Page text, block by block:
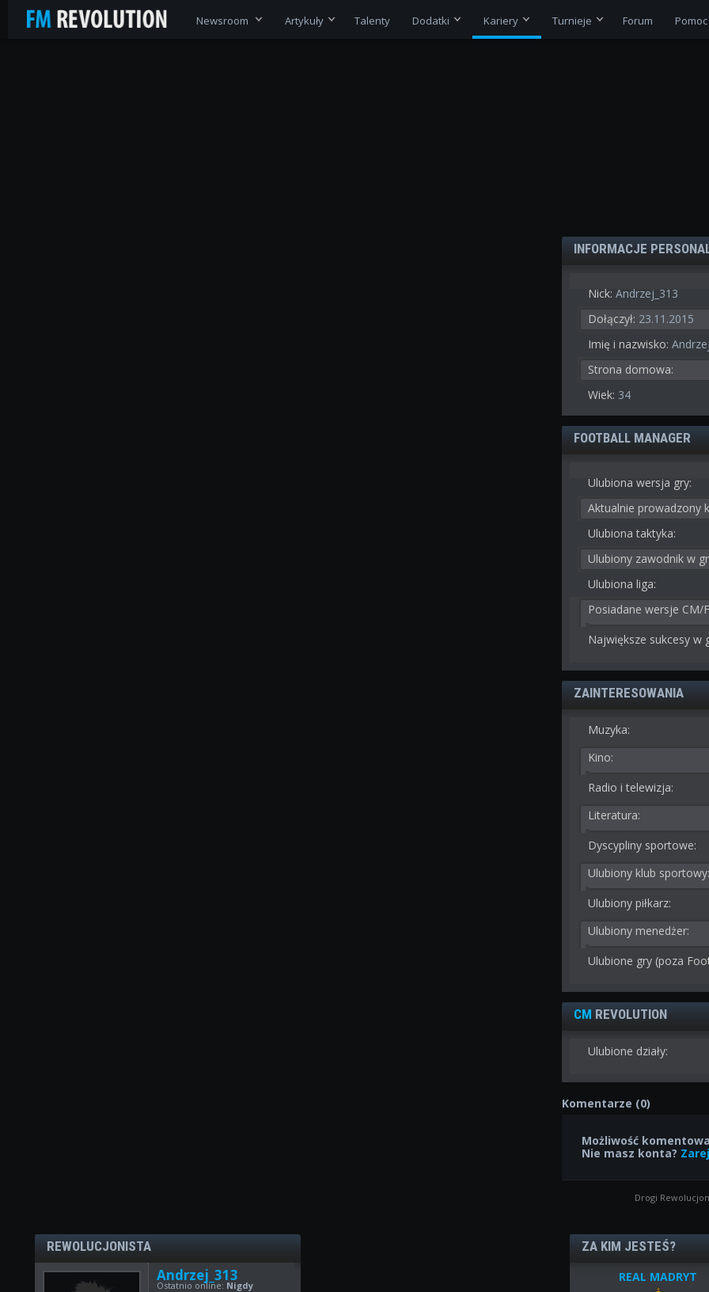
Newsroom Artykuły Talenty Dodatki Kariery Turnieje Forum Pomoc
INFORMACJE
Nick: Andrzej_313
Dołączył: 23.11.2015
Imię i nazwisko:
Strona domowa:
Wiek: 34
FOOTBALL MANAGER
Ulubiona wersja gry:
Aktualnie prowadzony
Ulubiona taktyka:
Ulubiony zawodnik w
Ulubiona liga:
Posiadane wersje CM/
Największe sukcesy w
ZAINTERESOWANIA
Muzyka:
Kino:
Radio i telewizja:
Literatura:
Dyscypliny sportowe:
Ulubiony klub sportowy:
Ulubiony piłkarz:
Ulubiony menedżer:
Ulubione gry (poza
CM REVOLUTION
Ulubione działy:
Komentarze (0)
Możliwość
Nie masz konta?
Drogi
REWOLUCJONISTA
Andrzej_313
Ostatnio online: Nigdy
ZA KIM JESTEŚ?
REAL MADRYT